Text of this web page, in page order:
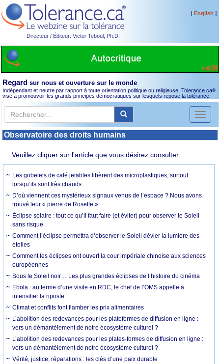
Directeur / Éditeur: Victor Teboul, Ph.D.
[English ]
Regard sur nous et ouverture sur le monde
Indépendant et neutre par rapport à toute orientation politique ou religieuse, Tolerance.ca®
vise à promouvoir les grands principes démocratiques sur lesquels repose la tolérance.
Toggle
Observatoire des droits humains
Veuillez cliquer sur l'article que vous désirez consulter.
Les gobelets de café jetables libèrent des microplastiques, surtout
lorsqu’ils sont très chauds
D’où viennent ces mystérieux signaux venus de l’espace ? Nous avons
trouvé leur « pierre de Rosette »
Éclipse solaire : tout ce qu’il faut faire (et éviter) pour observer le Soleil
sans risque
Comment l’éclipse permettra d’observer le Soleil dévier la lumière des
étoiles
Comment les éclipses ont ouvert la cour impériale chinoise aux sciences
européennes
Sous le Soleil noir… Les plus grandes éclipses de l’histoire du cinéma
Ebola : au terme d’une visite en RDC, le chef de l’OMS appelle à
intensifier la riposte
Climat et conflits font flamber les prix alimentaires
L’abolition des redevances pour les plateformes de diffusion en ligne :
vers un démantèlement de notre écosystème culturel ?
L’abolition des redevances pour les plates-formes de diffusion en ligne :
vers un démantèlement de notre écosystème culturel ?
Vérité, justice, réparations : les clés d’une paix durable